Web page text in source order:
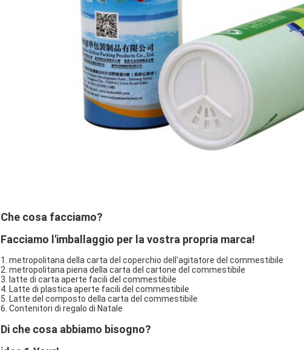
Che cosa facciamo?
Facciamo l'imballaggio per la vostra propria marca!
1. metropolitana della carta del coperchio dell'agitatore del commestibile
2. metropolitana piena della carta del cartone del commestibile
3. latte di carta aperte facili del commestibile
4. Latte di plastica aperte facili del commestibile
5. Latte del composto della carta del commestibile
6. Contenitori di regalo di Natale
Di che cosa abbiamo bisogno?